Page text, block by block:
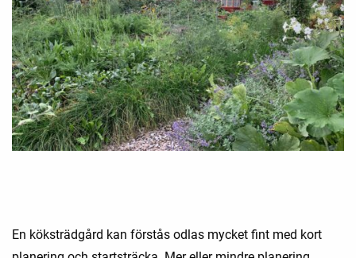
En köksträdgård kan förstås odlas mycket fint med kort